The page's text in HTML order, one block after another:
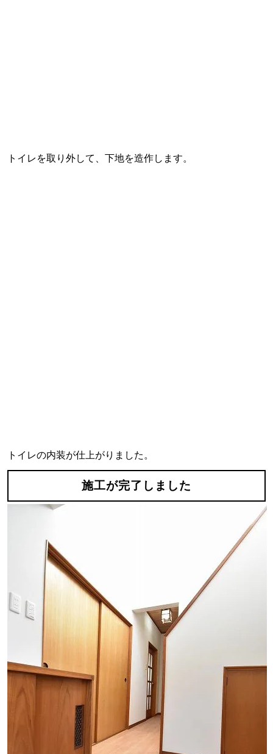
トイレを取り外して、下地を造作します。
トイレの内装が仕上がりました。
施工が完了しました